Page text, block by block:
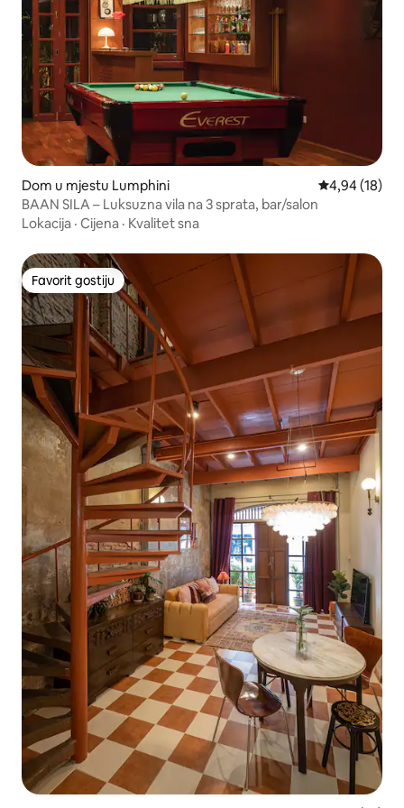
Dom u mjestu Lumphini Prosječna
4,94 (18)
BAAN SILA – Luksuzna vila na 3 sprata, bar/salon
Lokacija · Cijena · Kvalitet sna
Favorit gostiju
Favorit gostiju